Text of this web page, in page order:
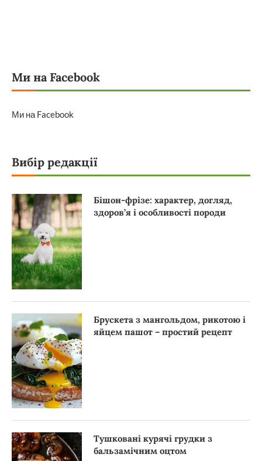
Ми на Facebook
Ми на Facebook
Вибір редакції
Бішон-фрізе: характер, догляд,
здоров’я і особливості породи
Брускета з мангольдом, рикотою і
яйцем пашот – простий рецепт
Тушковані курячі грудки з
бальзамічним оцтом